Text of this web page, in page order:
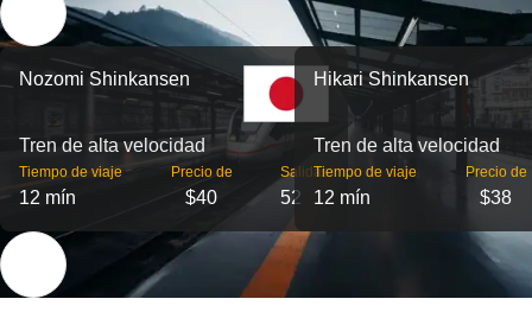
Nozomi Shinkansen
Tren de alta velocidad
Tiempo de viaje
12 mín
Precio de
$40
Salidas
52
Hikari Shinkansen
Tren de alta velocidad
Tiempo de viaje
12 mín
Precio de
$38